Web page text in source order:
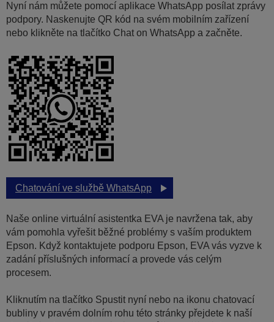
Nyní nám můžete pomocí aplikace WhatsApp posílat zprávy
podpory. Naskenujte QR kód na svém mobilním zařízení
nebo klikněte na tlačítko Chat on WhatsApp a začněte.
Chatování ve službě WhatsApp
Naše online virtuální asistentka EVA je navržena tak, aby
vám pomohla vyřešit běžné problémy s vaším produktem
Epson. Když kontaktujete podporu Epson, EVA vás vyzve k
zadání příslušných informací a provede vás celým
procesem.
Kliknutím na tlačítko Spustit nyní nebo na ikonu chatovací
bubliny v pravém dolním rohu této stránky přejdete k naší